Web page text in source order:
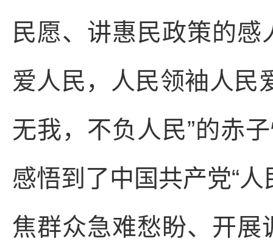
民愿、讲惠民政策的
爱人民，人民领袖人民
无我，不负人民”的赤
感悟到了中国共产党“
焦群众急难愁盼、开展